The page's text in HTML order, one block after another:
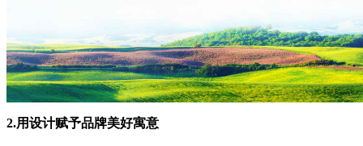
2.用设计赋予品牌美好寓意